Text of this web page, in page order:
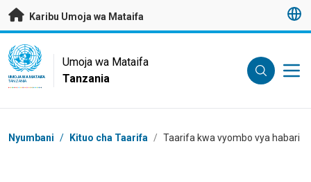
Nenda kwenye maudhui husika
Karibu Umoja wa Mataifa
UN Logo
UMOJA WA MATAIFA
TANZANIA
Umoja wa Mataifa
Tanzania
Masalia
Nyumbani / Kituo cha Taarifa / Taarifa kwa vyombo vya habari